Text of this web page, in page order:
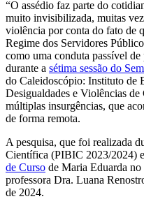
“O assédio faz parte do
muito invisibilizada, muitas
violência por conta do fato de
Regime dos Servidores
como uma conduta passível
durante a sétima sessão do
do Caleidoscópio: Instituto de
Desigualdades e Violências de
múltiplas insurgências, que
de forma remota.
A pesquisa, que foi realizada
Científica (PIBIC 2023/2024)
de Curso de Maria Eduarda
professora Dra. Luana
de 2024.